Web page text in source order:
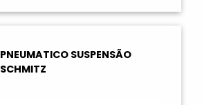
PNEUMATICO SUSPENSÃO
SCHMITZ